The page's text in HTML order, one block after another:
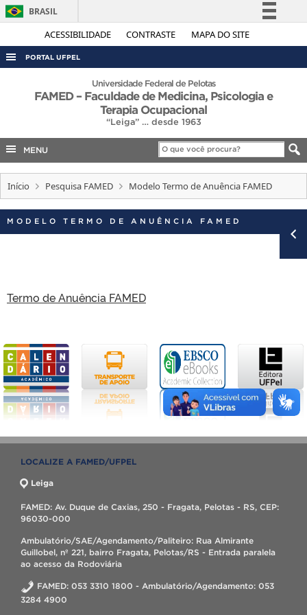
ACESSIBILIDADE CONTRASTE MAPA DO SITE
BRASIL
Simplifique!
Acesso à informação
Legislação
Canais
PORTAL UFPEL
ACESSO À INFORMAÇÃO
CONCURSOS
EDITAIS
INTERNACIONAL
OUVIDORIA
Universidade Federal de Pelotas
FAMED – Faculdade de Medicina, Psicologia e
Terapia Ocupacional
“Leiga” … desde 1963
MENU
Início Pesquisa FAMED Modelo Termo de Anuência FAMED
MODELO TERMO DE ANUÊNCIA FAMED
Termo de Anuência FAMED
LOCALIZE A FAMED/UFPEL
Leiga
FAMED: Av. Duque de Caxias, 250 - Fragata, Pelotas - RS, CEP:
96030-000
Ambulatório/SAE/Agendamento/Paliteiro: Rua Almirante
Guillobel, nº 221, bairro Fragata, Pelotas/RS - Entrada paralela
ao acesso da Rodoviária
FAMED: 053 3310 1800 - Ambulatório/Agendamento: 053
3284 4900